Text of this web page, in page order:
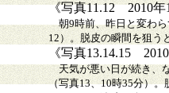
《写真11.12 2010年
朝9時前、昨日と変わら
12）。脱皮の瞬間を狙う
《写真13.14.15
天気が悪い日が続き、
（写真13、10時35分）